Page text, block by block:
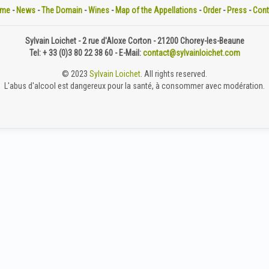
- News-The Domain-Wines- Map of the Appellations-Order- Press-
Sylvain Loichet - 2 rue d'Aloxe Corton - 21200 Chorey-les-Beaune
Tel: + 33 (0)3 80 22 38 60 - E-Mail:contact@sylvainloichet.com
© 2023 Sylvain Loichet . All rights reserved.
L'abus d'alcool est dangereux pour la santé, à consommer avec modération.